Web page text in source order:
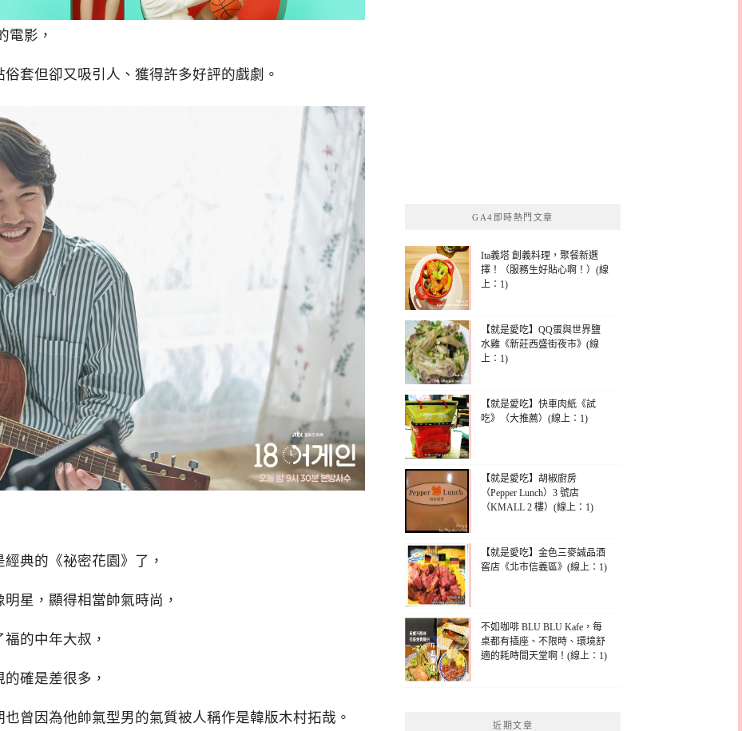
電影，
套但卻又吸引人、獲得許多好評的戲劇。
典的《祕密花園》了，
星，顯得相當帥氣時尚，
的中年大叔，
確是差很多，
曾因為他帥氣型男的氣質被人稱作是韓版木村拓哉。
GA4即時熱門文章
Ita義塔 創義料理，聚餐新選
擇！（服務生好貼心啊！）(線
上：1)
【就是愛吃】QQ蛋與世界鹽
水雞《新莊西盛街夜市》(線
上：1)
【就是愛吃】快車肉紙《試
吃》（大推薦）(線上：1)
【就是愛吃】胡椒廚房
（Pepper Lunch）3 號店
（KMALL 2 樓）(線上：1)
【就是愛吃】金色三麥誠品酒
窖店《北市信義區》(線上：1)
不如咖啡 BLU BLU Kafe，每
桌都有插座、不限時、環境舒
適的耗時間天堂啊！(線上：1)
近期文章